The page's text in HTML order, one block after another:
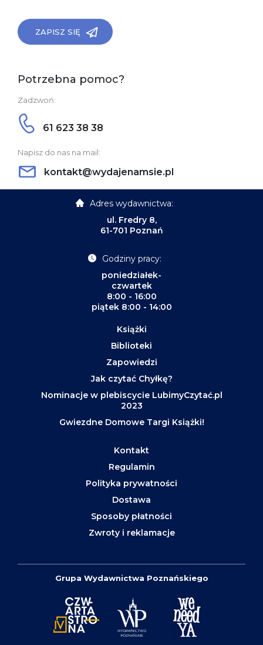
ZAPISZ SIĘ
Potrzebna pomoc?
Zadzwoń:
61 623 38 38
Napisz do nas na mail:
kontakt@wydajenamsie.pl
Adres wydawnictwa:
ul. Fredry 8,
61-701 Poznań
Godziny pracy:
poniedziałek-
czwartek
8:00 - 16:00
piątek 8:00 - 14:00
Książki
Biblioteki
Zapowiedzi
Jak czytać Chyłkę?
Nominacje w plebiscycie LubimyCzytać.pl
2023
Gwiezdne Domowe Targi Książki!
Kontakt
Regulamin
Polityka prywatności
Dostawa
Sposoby płatności
Zwroty i reklamacje
Grupa Wydawnictwa Poznańskiego